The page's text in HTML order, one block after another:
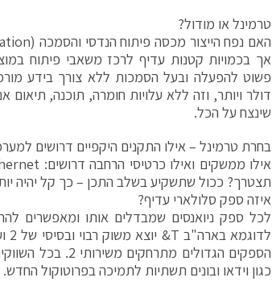
טרמינל או מודול?
אך בכמויות קטנות עדיף לרכז משאבי פיתוח
דולר ויותר, וזה ללא עלויות חומרה, תוכנה, תיאום
שינצח על הכל.
בחרת טרמינל – אילו התקנים היקפיים דרושים
תצטרך? ככול שתשקיע בשלב התכן – כך קל יהיה
איזה ספק סלולארי עדיף?
לכל ספק ניואנסים שמבדלים אותו ומאפשרים
כגון וידאו ובונים תשתיות לתמיכה בפרוטוקול החדש.